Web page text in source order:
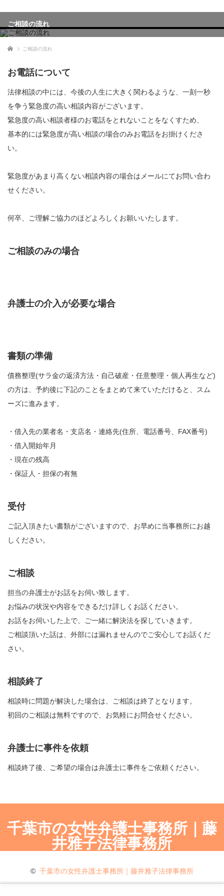
ご相談の流れ
ホーム ご相談の流れ
お電話について
法律相談の中には、今後の人生に大きく関わるような、一刻一秒
を争う緊急度の高い相談内容がございます。
緊急度の高い相談者様のお電話をとれないことをなくすため、
基本的には緊急度が高い相談の場合のみお電話をお掛けくださ
い。
緊急度があまり高くない相談内容の場合はメールにてお問い合わ
せください。
何卒、ご理解ご協力のほどよろしくお願いいたします。
ご相談のみの場合
弁護士の介入が必要な場合
書類の準備
債務整理(サラ金の返済方法・自己破産・任意整理・個人再生など)
の方は、予約後に下記のことをまとめて来ていただけると、スム
ーズに進みます。
・借入先の業者名・支店名・連絡先(住所、電話番号、FAX番号)
・借入開始年月
・現在の残高
・保証人・担保の有無
受付
ご記入頂きたい書類がございますので、お早めに当事務所にお越
しください。
ご相談
担当の弁護士がお話をお伺い致します。
お悩みの状況や内容をできるだけ詳しくお話ください。
お話をお伺いした上で、ご一緒に解決法を探していきます。
ご相談頂いた話は、外部には漏れませんのでご安心してお話くだ
さい。
相談終了
相談時に問題が解決した場合は、ご相談は終了となります。
初回のご相談は無料ですので、お気軽にお問合せください。
弁護士に事件を依頼
相談終了後、ご希望の場合は弁護士に事件をご依頼ください。
千葉市の女性弁護士事務所｜藤
井雅子法律事務所
© 千葉市の女性弁護士事務所｜藤井雅子法律事務所